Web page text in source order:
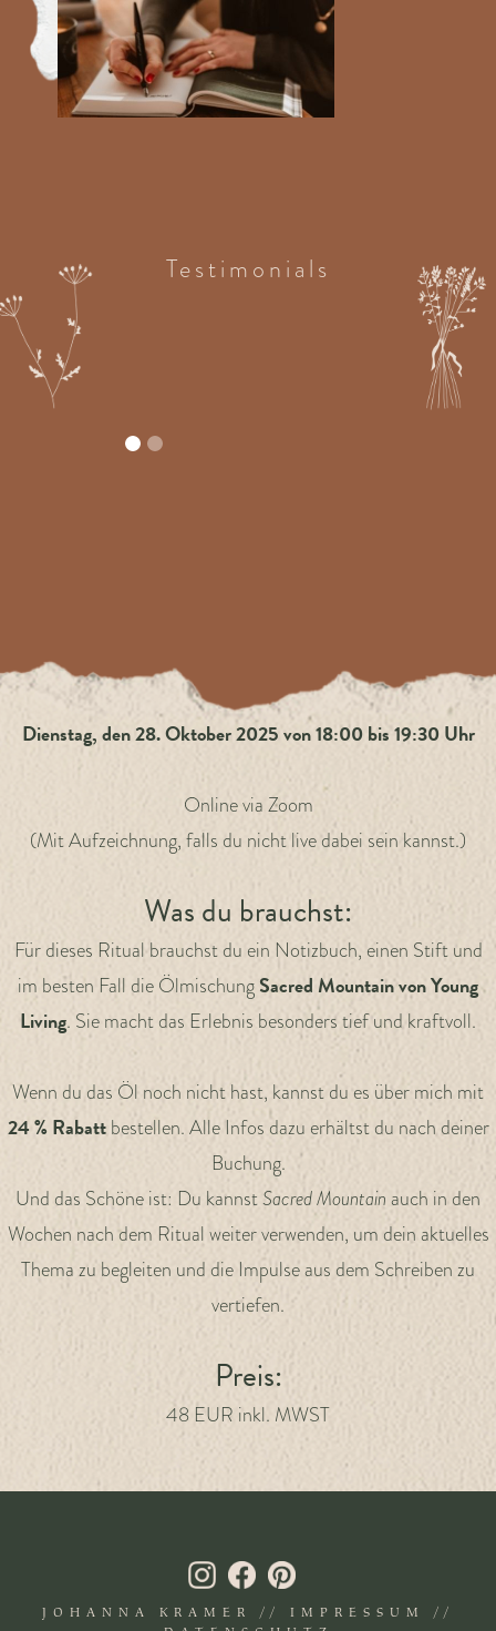
Testimonials
Dienstag, den 28. Oktober 2025von 18:00 bis 19:30 Uhr
Online via Zoom
(Mit Aufzeichnung, falls du nicht live dabei sein kannst.)
Was du brauchst:
Für dieses Ritual brauchst du ein Notizbuch, einen Stift und
im besten Fall die ÖlmischungSacred Mountain von Young
Living. Sie macht das Erlebnis besonders tief und kraftvoll.
Wenn du das Öl noch nicht hast, kannst du es über mich mit
24 % Rabattbestellen. Alle Infos dazu erhältst du nach deiner
Buchung.
Und das Schöne ist: Du kannstSacred Mountain auch in den
Wochen nach dem Ritual weiter verwenden, um dein aktuelles
Thema zu begleiten und die Impulse aus dem Schreiben zu
vertiefen.
Preis:
48 EUR inkl. MWST
JOHANNA KRAMER // IMPRESSUM
//